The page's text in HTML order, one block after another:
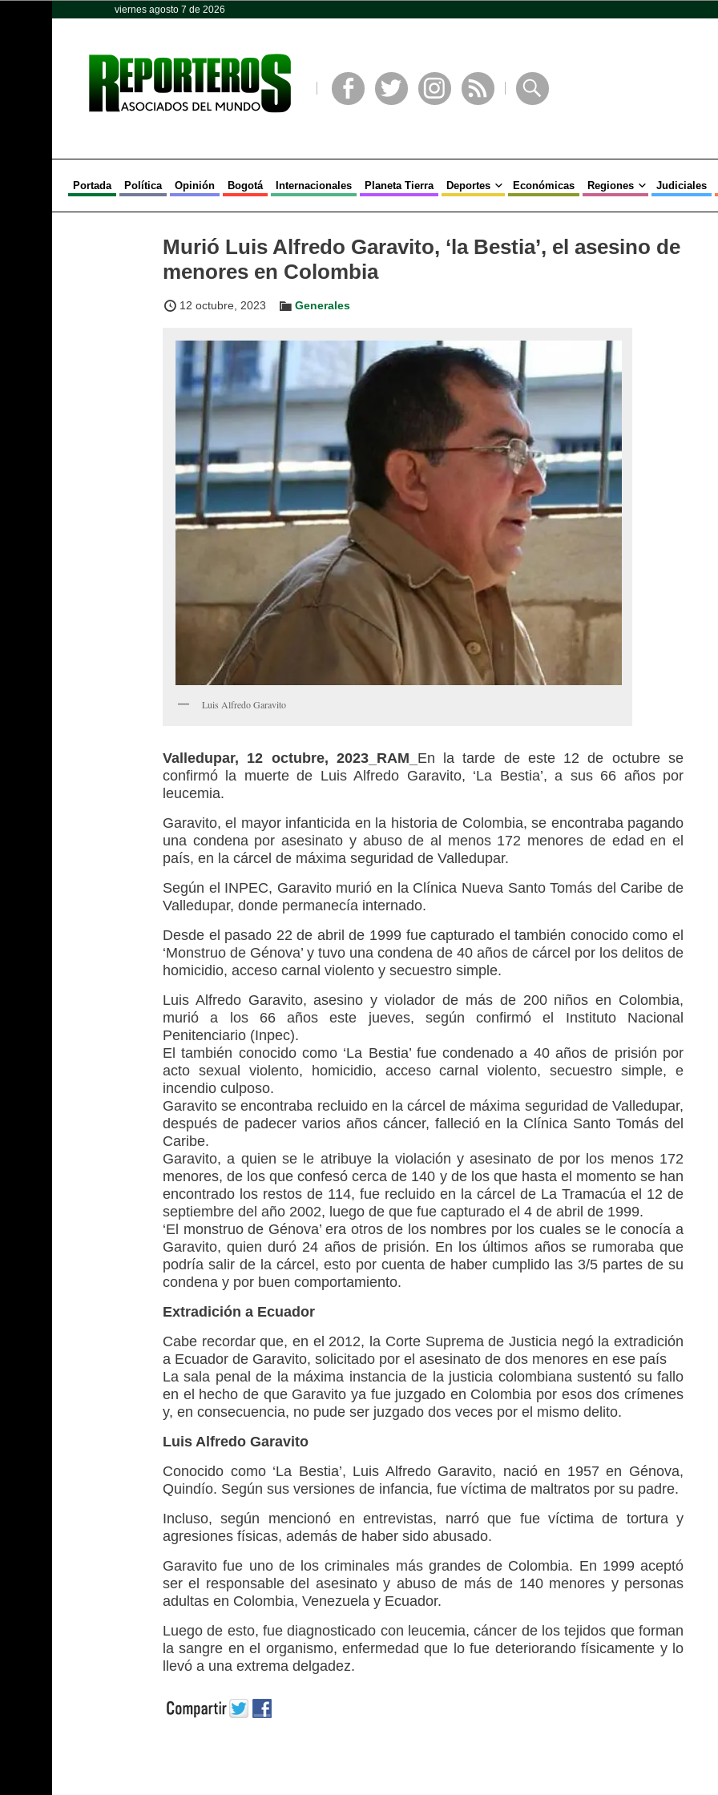
viernes agosto 7 de 2026
Portada Política Opinión Bogotá Internacionales Planeta Tierra Deportes Económicas Regiones Judiciales
Murió Luis Alfredo Garavito, ‘la Bestia’, el asesino de
menores en Colombia
12 octubre, 2023 Generales
Luis Alfredo Garavito
Valledupar, 12 octubre, 2023_RAM_ En la tarde de este 12 de octubre se
confirmó la muerte de Luis Alfredo Garavito, ‘La Bestia’, a sus 66 años por
leucemia.
Garavito, el mayor infanticida en la historia de Colombia, se encontraba pagando
una condena por asesinato y abuso de al menos 172 menores de edad en el
país, en la cárcel de máxima seguridad de Valledupar.
Según el INPEC, Garavito murió en la Clínica Nueva Santo Tomás del Caribe de
Valledupar, donde permanecía internado.
Desde el pasado 22 de abril de 1999 fue capturado el también conocido como el
‘Monstruo de Génova’ y tuvo una condena de 40 años de cárcel por los delitos de
homicidio, acceso carnal violento y secuestro simple.
Luis Alfredo Garavito, asesino y violador de más de 200 niños en Colombia,
murió a los 66 años este jueves, según confirmó el Instituto Nacional
Penitenciario (Inpec).
El también conocido como ‘La Bestia’ fue condenado a 40 años de prisión por
acto sexual violento, homicidio, acceso carnal violento, secuestro simple, e
incendio culposo.
Garavito se encontraba recluido en la cárcel de máxima seguridad de Valledupar,
después de padecer varios años cáncer, falleció en la Clínica Santo Tomás del
Caribe.
Garavito, a quien se le atribuye la violación y asesinato de por los menos 172
menores, de los que confesó cerca de 140 y de los que hasta el momento se han
encontrado los restos de 114, fue recluido en la cárcel de La Tramacúa el 12 de
septiembre del año 2002, luego de que fue capturado el 4 de abril de 1999.
‘El monstruo de Génova’ era otros de los nombres por los cuales se le conocía a
Garavito, quien duró 24 años de prisión. En los últimos años se rumoraba que
podría salir de la cárcel, esto por cuenta de haber cumplido las 3/5 partes de su
condena y por buen comportamiento.
Extradición a Ecuador
Cabe recordar que, en el 2012, la Corte Suprema de Justicia negó la extradición
a Ecuador de Garavito, solicitado por el asesinato de dos menores en ese país
La sala penal de la máxima instancia de la justicia colombiana sustentó su fallo
en el hecho de que Garavito ya fue juzgado en Colombia por esos dos crímenes
y, en consecuencia, no pude ser juzgado dos veces por el mismo delito.
Luis Alfredo Garavito
Conocido como ‘La Bestia’, Luis Alfredo Garavito, nació en 1957 en Génova,
Quindío. Según sus versiones de infancia, fue víctima de maltratos por su padre.
Incluso, según mencionó en entrevistas, narró que fue víctima de tortura y
agresiones físicas, además de haber sido abusado.
Garavito fue uno de los criminales más grandes de Colombia. En 1999 aceptó
ser el responsable del asesinato y abuso de más de 140 menores y personas
adultas en Colombia, Venezuela y Ecuador.
Luego de esto, fue diagnosticado con leucemia, cáncer de los tejidos que forman
la sangre en el organismo, enfermedad que lo fue deteriorando físicamente y lo
llevó a una extrema delgadez.
Opinión Política